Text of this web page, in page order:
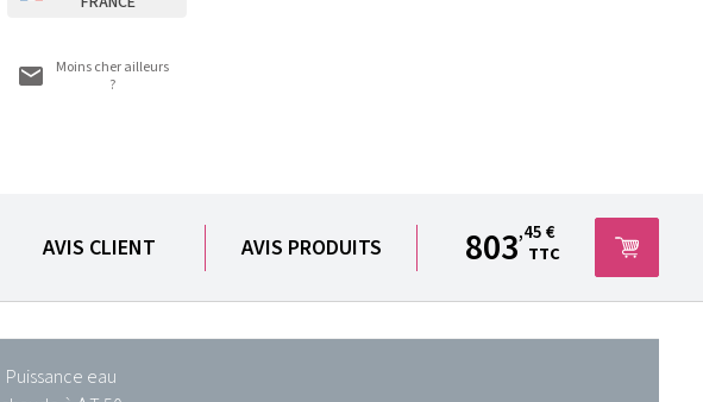
Moins cher ailleurs
?
AVIS CLIENT AVIS PRODUITS 803,45 €
TTC
Puissance eau